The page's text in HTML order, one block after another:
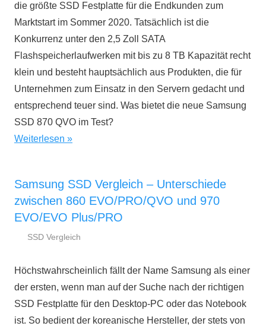
die größte SSD Festplatte für die Endkunden zum
Marktstart im Sommer 2020. Tatsächlich ist die
Konkurrenz unter den 2,5 Zoll SATA
Flashspeicherlaufwerken mit bis zu 8 TB Kapazität recht
klein und besteht hauptsächlich aus Produkten, die für
Unternehmen zum Einsatz in den Servern gedacht und
entsprechend teuer sind. Was bietet die neue Samsung
SSD 870 QVO im Test?
Weiterlesen
Samsung SSD Vergleich – Unterschiede
zwischen 860 EVO/PRO/QVO und 970
EVO/EVO Plus/PRO
April
ratgeber.de
SSD Vergleich
Höchstwahrscheinlich fällt der Name Samsung als einer
der ersten, wenn man auf der Suche nach der richtigen
SSD Festplatte für den Desktop-PC oder das Notebook
ist. So bedient der koreanische Hersteller, der stets von